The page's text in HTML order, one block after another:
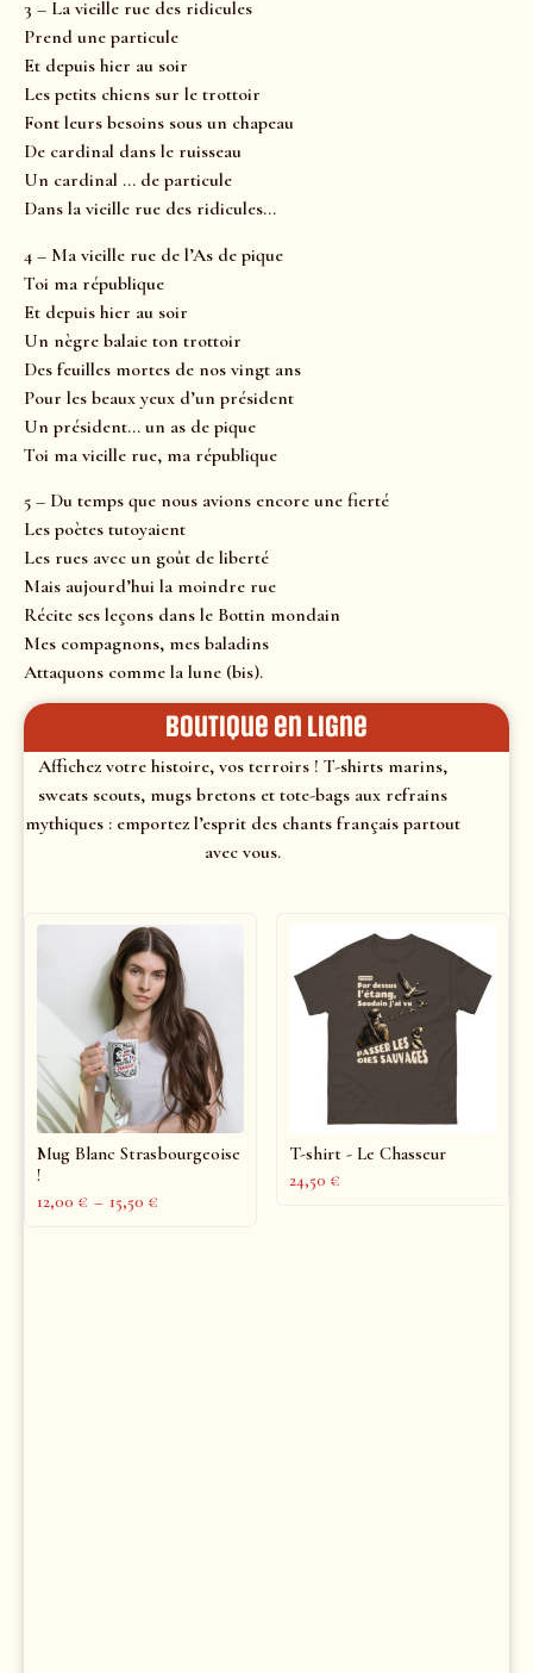
3 – La vieille rue des ridicules
Prend une particule
Et depuis hier au soir
Les petits chiens sur le trottoir
Font leurs besoins sous un chapeau
De cardinal dans le ruisseau
Un cardinal … de particule
Dans la vieille rue des ridicules…
4 – Ma vieille rue de l’As de pique
Toi ma république
Et depuis hier au soir
Un nègre balaie ton trottoir
Des feuilles mortes de nos vingt ans
Pour les beaux yeux d’un président
Un président… un as de pique
Toi ma vieille rue, ma république
5 – Du temps que nous avions encore une fierté
Les poètes tutoyaient
Les rues avec un goût de liberté
Mais aujourd’hui la moindre rue
Récite ses leçons dans le Bottin mondain
Mes compagnons, mes baladins
Attaquons comme la lune (bis).
Boutique en ligne
Affichez votre histoire, vos terroirs ! T-shirts marins,
sweats scouts, mugs bretons et tote-bags aux refrains
mythiques : emportez l’esprit des chants français partout
avec vous.
Mug Blanc Strasbourgeoise
!
12,00 € – 15,50 €
T-shirt - Le Chasseur
24,50 €